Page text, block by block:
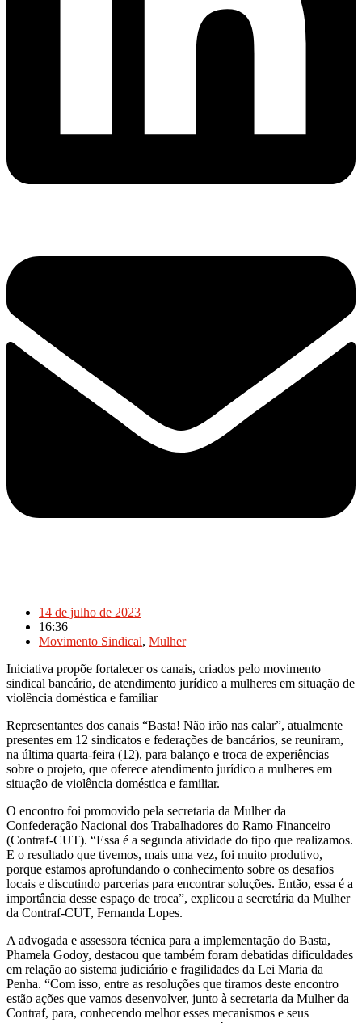
14 de julho de 2023
16:36
Movimento Sindical, Mulher
Iniciativa propõe fortalecer os canais, criados pelo movimento
sindical bancário, de atendimento jurídico a mulheres em situação de
violência doméstica e familiar
Representantes dos canais “Basta! Não irão nas calar”, atualmente
presentes em 12 sindicatos e federações de bancários, se reuniram,
na última quarta-feira (12), para balanço e troca de experiências
sobre o projeto, que oferece atendimento jurídico a mulheres em
situação de violência doméstica e familiar.
O encontro foi promovido pela secretaria da Mulher da
Confederação Nacional dos Trabalhadores do Ramo Financeiro
(Contraf-CUT). “Essa é a segunda atividade do tipo que realizamos.
E o resultado que tivemos, mais uma vez, foi muito produtivo,
porque estamos aprofundando o conhecimento sobre os desafios
locais e discutindo parcerias para encontrar soluções. Então, essa é a
importância desse espaço de troca”, explicou a secretária da Mulher
da Contraf-CUT, Fernanda Lopes.
A advogada e assessora técnica para a implementação do Basta,
Phamela Godoy, destacou que também foram debatidas dificuldades
em relação ao sistema judiciário e fragilidades da Lei Maria da
Penha. “Com isso, entre as resoluções que tiramos deste encontro
estão ações que vamos desenvolver, junto à secretaria da Mulher da
Contraf, para, conhecendo melhor esses mecanismos e seus